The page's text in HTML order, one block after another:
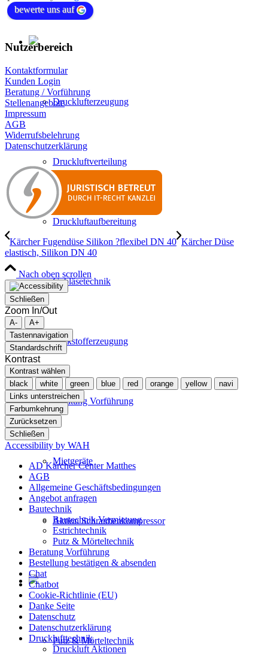
Drucklufterzeugung
Druckluftverteilung
Druckluftaufbereitung
Gebläsetechnik
Stickstofferzeugung
Beratung Vorführung
Mietgeräte
Aktion Schraubenkompressor
Putz & Mörteltechnik
bewerte uns auf
Nutzerbereich
Kontaktformular
Kunden Login
Beratung / Vorführung
Stellenangebote
Impressum
AGB
Widerrufsbelehrung
Datenschutzerklärung
Kärcher Fugendüse Silikon ?flexibel DN 40 Kärcher Düse
elastisch, Silikon DN 40
Nach oben scrollen
Schließen
Zoom In/Out
A-
A+
Tastennavigation
Standardschrift
Kontrast
Kontrast wählen
black
white green blue red orange yellow
navi
Links unterstreichen
Farbumkehrung
Zurücksetzen
Schließen
Accessibility by WAH
AD Kärcher Center Matthes
AGB
Allgemeine Geschäftsbedingungen
Angebot anfragen
Bautechnik
Bautechnik Vermietung
Estrichtechnik
Putz & Mörteltechnik
Beratung Vorführung
Bestellung bestätigen & absenden
Chat
Chatbot
Cookie-Richtlinie (EU)
Danke Seite
Datenschutz
Datenschutzerklärung
Drucklufttechnik
Druckluft Aktionen